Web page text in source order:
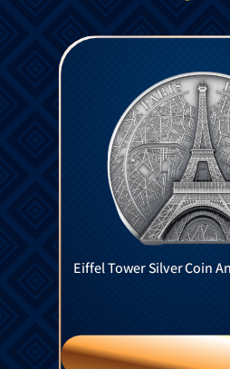
Eiffel Tower Silver Coin